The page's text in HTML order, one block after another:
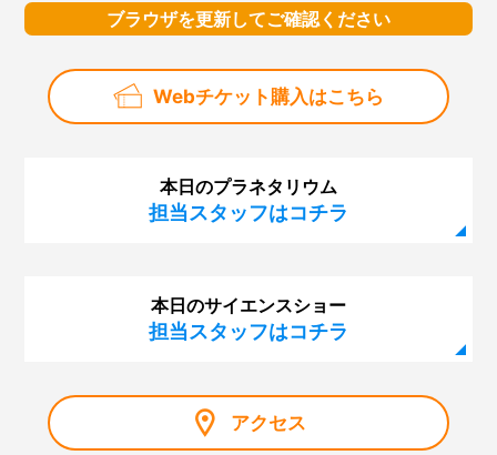
ブラウザを更新してご確認ください
Webチケット購入はこちら
本日のプラネタリウム
担当スタッフはコチラ
本日のサイエンスショー
担当スタッフはコチラ
アクセス